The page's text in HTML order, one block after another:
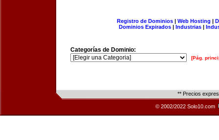
Registro de Dominios| Web Hosting |
Dominios Expirados | Industrias |
Categorías de Dominio:
[Pág.
** Precios
© 2002/2022 Solo10.com